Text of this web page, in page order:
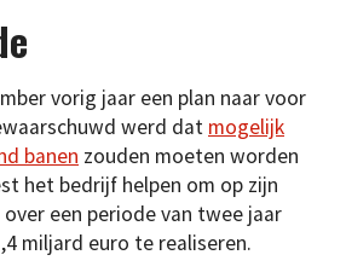
vorig jaar een plan naar voor
werd dat mogelijk
banen zouden moeten worden
het bedrijf helpen om op zijn
een periode van twee jaar
miljard euro te realiseren.